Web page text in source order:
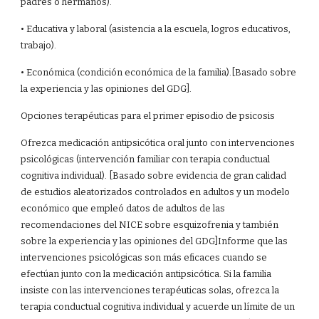
• Educativa y laboral (asistencia a la escuela, logros educativos,
trabajo).
• Económica (condición económica de la familia).[Basado sobre
la experiencia y las opiniones del GDG].
Opciones terapéuticas para el primer episodio de psicosis
Ofrezca medicación antipsicótica oral junto con intervenciones
psicológicas (intervención familiar con terapia conductual
cognitiva individual). [Basado sobre evidencia de gran calidad
de estudios aleatorizados controlados en adultos y un modelo
económico que empleó datos de adultos de las
recomendaciones del NICE sobre esquizofrenia y también
sobre la experiencia y las opiniones del GDG]Informe que las
intervenciones psicológicas son más eficaces cuando se
efectúan junto con la medicación antipsicótica. Si la familia
insiste con las intervenciones terapéuticas solas, ofrezca la
terapia conductual cognitiva individual y acuerde un límite de un